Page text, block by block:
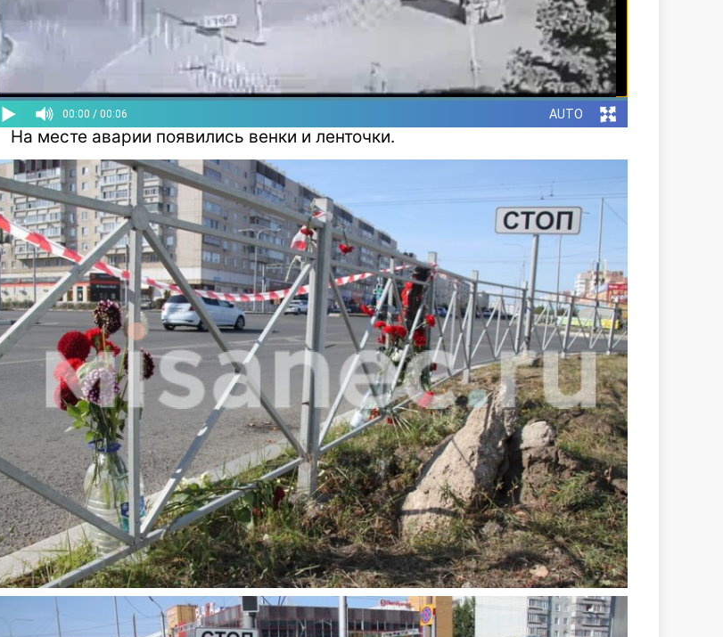
На месте аварии появились венки и ленточки.